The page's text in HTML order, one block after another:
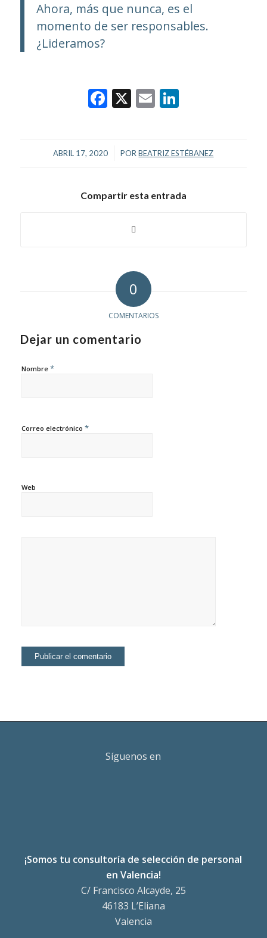
Ahora, más que nunca, es el
momento de ser responsables.
¿Lideramos?
Facebook
X EmailLinkedIn
ABRIL 17, 2020
/ PORBEATRIZ ESTÉBANEZ
Compartir esta entrada
0
COMENTARIOS
Dejar un comentario
Nombre *
Correo electrónico *
Web
Síguenos en
¡Somos tu consultoría de selección de personal
en Valencia!
C/ Francisco Alcayde, 25
46183 L’Eliana
Valencia